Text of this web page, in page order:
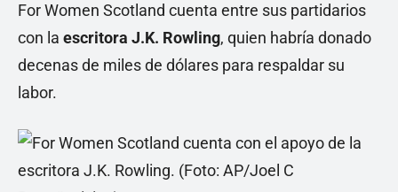
For Women Scotland cuenta entre sus partidarios
con la escritora J.K. Rowling, quien habría donado
decenas de miles de dólares para respaldar su
labor.